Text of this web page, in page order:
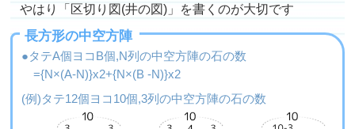
やはり「区切り図(井の図)」を書くのが大切です
長方形の中空方陣
●タテA個ヨコB個,N列の中空方陣の石の数
={N×(A-N)}x2+{N×(B -N)}x2
(例)タテ12個ヨコ10個,3列の中空方陣の石の数